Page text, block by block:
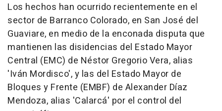
Los hechos han ocurrido recientemente en el
sector de Barranco Colorado, en San José del
Guaviare, en medio de la enconada disputa que
mantienen las disidencias del Estado Mayor
Central (EMC) de Néstor Gregorio Vera, alias
'Iván Mordisco', y las del Estado Mayor de
Bloques y Frente (EMBF) de Alexander Díaz
Mendoza, alias 'Calarcá' por el control del